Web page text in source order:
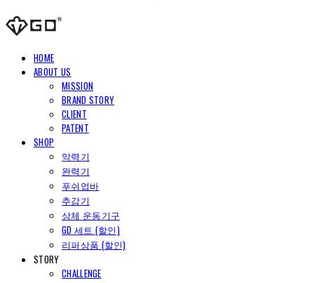
HOME
ABOUT US
MISSION
BRAND STORY
CLIENT
PATENT
SHOP
악력기
완력기
푸쉬업바
추감기
상체 운동기구
GD 세트 (할인)
리퍼상품 (할인)
STORY
CHALLENGE